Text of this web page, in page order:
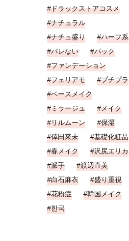
ドラックストアコスメ
ナチュラル
ナチュ盛り
ハーフ系
バレない
パック
ファンデーション
フェリアモ
プチプラ
ベースメイク
ミラージュ
メイク
リルムーン
保湿
倖田來未
基礎化粧品
春メイク
沢尻エリカ
派手
渡辺直美
白石麻衣
盛り重視
花粉症
韓国メイク
한국